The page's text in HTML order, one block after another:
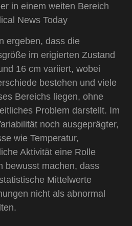
in einem weiten Bereich
News Today
ergeben, dass die
im erigierten Zustand
16 cm variiert, wobei
bestehen und viele
Bereichs liegen, ohne
Problem darstellt. Im
noch ausgeprägter,
wie Temperatur,
Aktivität eine Rolle
bewusst machen, dass
Mittelwerte
nicht als abnormal